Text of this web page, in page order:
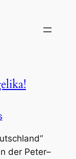
der Peter–